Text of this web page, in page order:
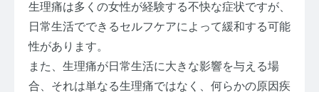
生理痛は多くの女性が経験する不快な症状ですが、
日常生活でできるセルフケアによって緩和する可能
性があります。
また、生理痛が日常生活に大きな影響を与える場
合、それは単なる生理痛ではなく、何らかの原因疾